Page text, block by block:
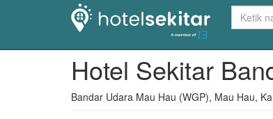
Hotel Sekitar
Bandar Udara Mau Hau (WGP), Mau Hau,